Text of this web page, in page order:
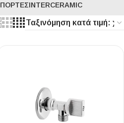
ΠΌΡΤΕΣINTERCERAMIC